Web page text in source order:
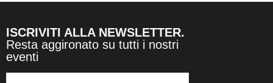
ISCRIVITI ALLA NEWSLETTER.
Resta aggironato su tutti i nostri
eventi